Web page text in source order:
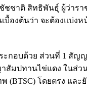
ชาติ สิทธิพันธุ์ ผู้ว่าร
บื้องต้นว่า จะต้องแบ่
ะกอบด้วย ส่วนที่ 1 สั
มปทานไข่แดง ในส่ว
(BTSC) โดยตรง แล